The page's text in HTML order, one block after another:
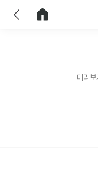
미리보